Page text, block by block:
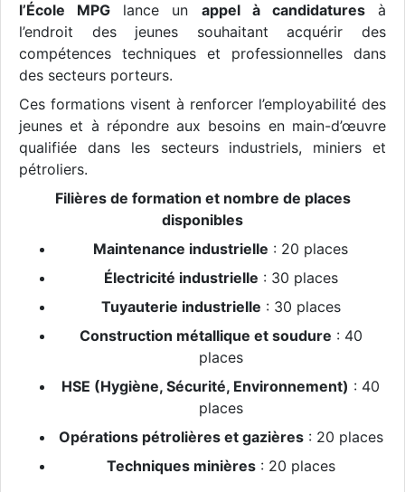
l’École MPG lance un appel à candidaturesà
l’endroit des jeunes souhaitant acquérir des
compétences techniques et professionnelles dans
des secteurs porteurs.
Ces formations visent à renforcer l’employabilité des
jeunes et à répondre aux besoins en main-d’œuvre
qualifiée dans les secteurs industriels, miniers et
pétroliers.
Filières de formation et nombre de places
disponibles
Maintenance industrielle : 20 places
Électricité industrielle : 30 places
Tuyauterie industrielle : 30 places
Construction métallique et soudure : 40
places
HSE (Hygiène, Sécurité, Environnement) : 40
places
Opérations pétrolières et gazières: 20 places
Techniques minières: 20 places